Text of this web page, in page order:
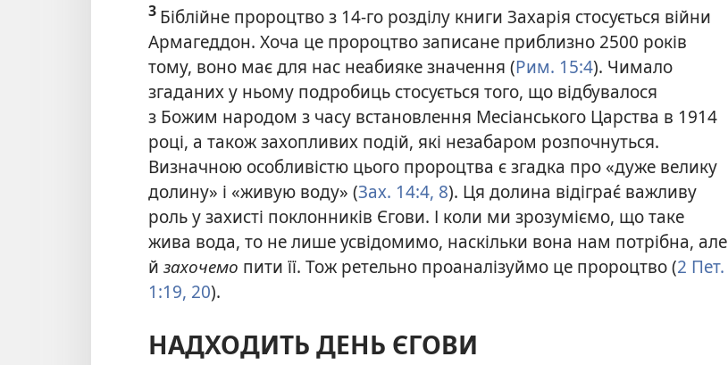
3 Біблійне пророцтво з 14-го розділу книги Захарія стосується війни
Армагеддон. Хоча це пророцтво записане приблизно 2500 років
тому, воно має для нас неабияке значення (Рим. 15:4). Чимало
згаданих у ньому подробиць стосується того, що відбувалося
з Божим народом з часу встановлення Месіанського Царства в 1914
році, а також захопливих подій, які незабаром розпочнуться.
Визначною особливістю цього пророцтва є згадка про «дуже велику
долину» і «живую воду» (Зах. 14:4, 8). Ця долина відіграє́ важливу
роль у захисті поклонників Єгови. І коли ми зрозуміємо, що таке
жива вода, то не лише усвідомимо, наскільки вона нам потрібна, але
й захочемо пити її. Тож ретельно проаналізуймо це пророцтво (2 Пет.
1:19, 20).
НАДХОДИТЬ ДЕНЬ ЄГОВИ